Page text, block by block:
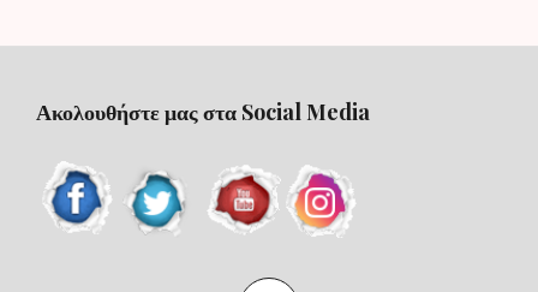
Ακολουθήστε μας στα Social Media